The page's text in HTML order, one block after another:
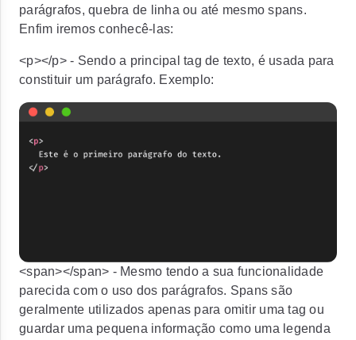
parágrafos, quebra de linha ou até mesmo spans.
Enfim iremos conhecê-las:
<p></p>- Sendo a principal tag de texto, é usada para
constituir um parágrafo. Exemplo:
<span></span> - Mesmo tendo a sua funcionalidade
parecida com o uso dos parágrafos. Spans são
geralmente utilizados apenas para omitir uma tag ou
guardar uma pequena informação como uma legenda